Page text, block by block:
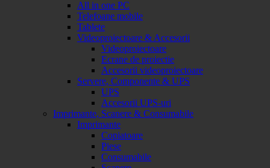
All in one PC
Telefoane mobile
Tablete
Videoproiectoare & Accesorii
Videoproiectoare
Ecrane de proiectie
Accesorii videoproiectoare
Servere, Componente & UPS
UPS
Accesorii UPS-uri
Imprimante, Scanere & Consumabile
Imprimante
Copiatoare
Piese
Consumabile